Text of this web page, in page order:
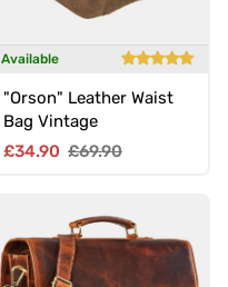
Available
"Orson" Leather Waist
Bag Vintage
Sale price
£34.90 Regular price
£69.90